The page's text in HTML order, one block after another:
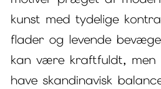
kunst med tydelige
flader og levende
kan være kraftfuldt, men
have skandinavisk